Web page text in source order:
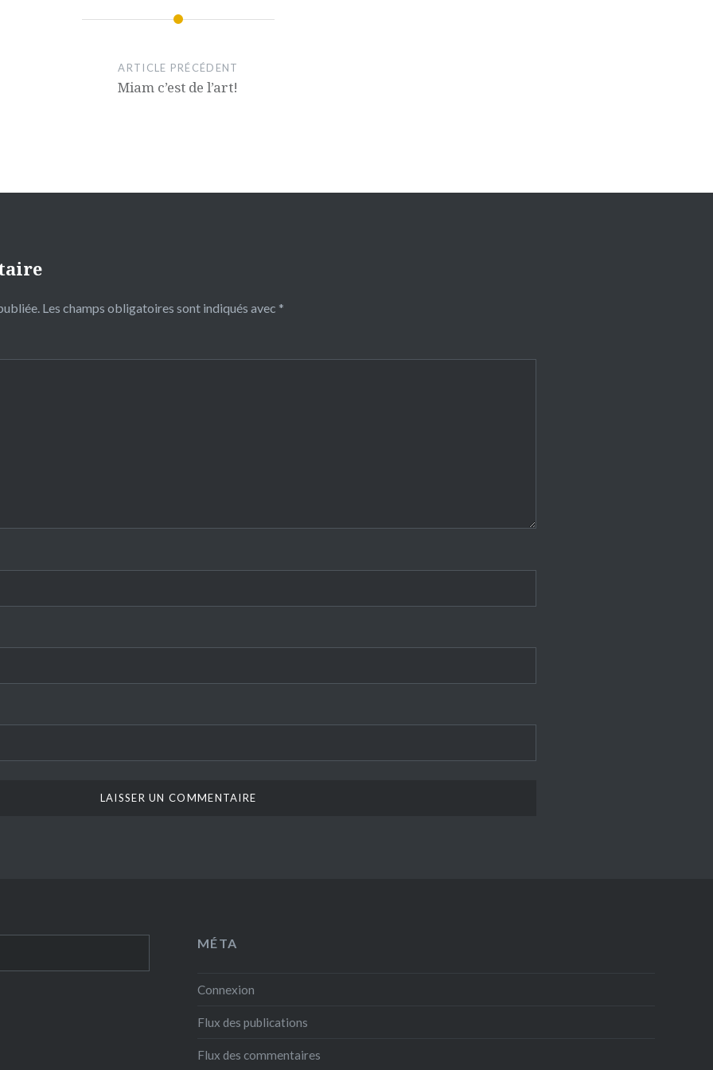
ARTICLE PRÉCÉDENT
Miam c’est de l’art!
Les champs obligatoires sont indiqués avec *
MÉTA
Connexion
Flux des publications
Flux des commentaires